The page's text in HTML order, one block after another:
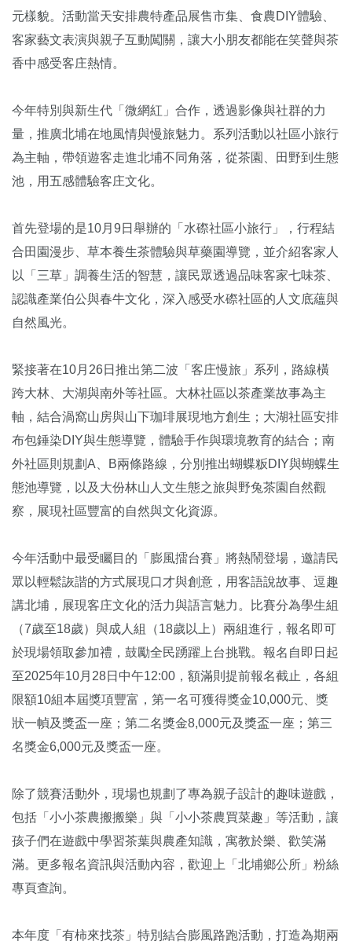
元樣貌。活動當天安排農特產品展售市集、食農DIY體驗、
客家藝文表演與親子互動闖關，讓大小朋友都能在笑聲與茶
香中感受客庄熱情。
今年特別與新生代「微網紅」合作，透過影像與社群的力
量，推廣北埔在地風情與慢旅魅力。系列活動以社區小旅行
為主軸，帶領遊客走進北埔不同角落，從茶園、田野到生態
池，用五感體驗客庄文化。
首先登場的是10月9日舉辦的「水磜社區小旅行」，行程結
合田園漫步、草本養生茶體驗與草藥園導覽，並介紹客家人
以「三草」調養生活的智慧，讓民眾透過品味客家七味茶、
認識產業伯公與春牛文化，深入感受水磜社區的人文底蘊與
自然風光。
緊接著在10月26日推出第二波「客庄慢旅」系列，路線橫
跨大林、大湖與南外等社區。大林社區以茶產業故事為主
軸，結合渦窩山房與山下珈琲展現地方創生；大湖社區安排
布包錘染DIY與生態導覽，體驗手作與環境教育的結合；南
外社區則規劃A、B兩條路線，分別推出蝴蝶粄DIY與蝴蝶生
態池導覽，以及大份林山人文生態之旅與野兔茶園自然觀
察，展現社區豐富的自然與文化資源。
今年活動中最受矚目的「膨風擂台賽」將熱鬧登場，邀請民
眾以輕鬆詼諧的方式展現口才與創意，用客語說故事、逗趣
講北埔，展現客庄文化的活力與語言魅力。比賽分為學生組
（7歲至18歲）與成人組（18歲以上）兩組進行，報名即可
於現場領取參加禮，鼓勵全民踴躍上台挑戰。報名自即日起
至2025年10月28日中午12:00，額滿則提前報名截止，各組
限額10組本屆獎項豐富，第一名可獲得獎金10,000元、獎
狀一幀及獎盃一座；第二名獎金8,000元及獎盃一座；第三
名獎金6,000元及獎盃一座。
除了競賽活動外，現場也規劃了專為親子設計的趣味遊戲，
包括「小小茶農搬搬樂」與「小小茶農買菜趣」等活動，讓
孩子們在遊戲中學習茶葉與農產知識，寓教於樂、歡笑滿
滿。更多報名資訊與活動內容，歡迎上「北埔鄉公所」粉絲
專頁查詢。
本年度「有柿來找茶」特別結合膨風路跑活動，打造為期兩